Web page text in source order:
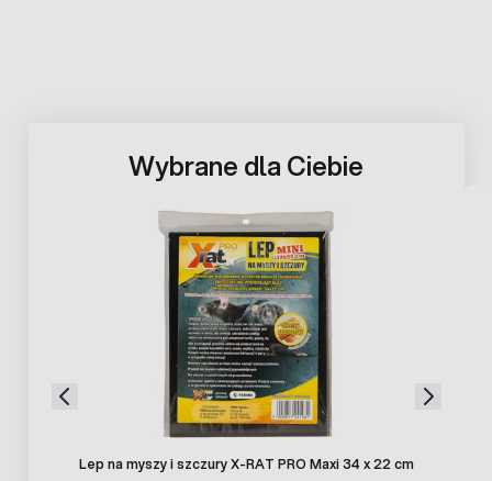
Wybrane dla Ciebie
Lep na myszy i szczury X-RAT PRO Maxi 34 x 22 cm